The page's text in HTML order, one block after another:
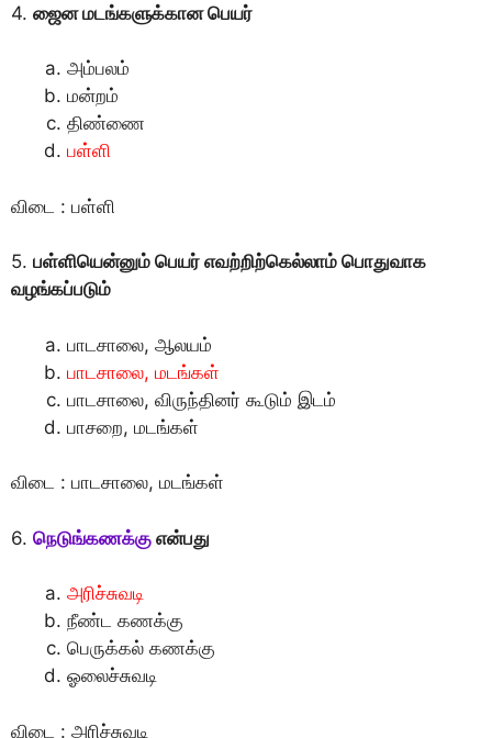
4. ஜைன மடங்களுக்கான பெயர்
அம்பலம்
மன்றம்
திண்ணை
பள்ளி
விடை : பள்ளி
5. பள்ளியென்னும் பெயர் எவற்றிற்கெல்லாம் பொதுவாக
வழங்கப்படும்
பாடசாலை, ஆலயம்
பாடசாலை, மடங்கள்
பாடசாலை, விருந்தினர் கூடும் இடம்
பாசறை, மடங்கள்
விடை : பாடசாலை, மடங்கள்
6. நெடுங்கணக்கு என்பது
அரிச்சுவடி
நீண்ட கணக்கு
பெருக்கல் கணக்கு
ஓலைச்சுவடி
விடை : அரிச்சுவடி